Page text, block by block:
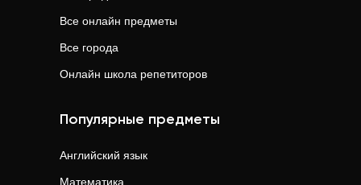
Все онлайн предметы
Все города
Онлайн школа репетиторов
Популярные предметы
Английский язык
Математика